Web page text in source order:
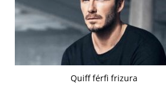
Quiff férfi frizura